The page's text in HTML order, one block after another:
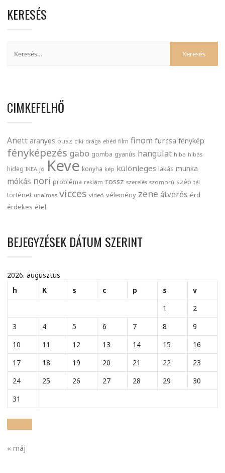
KERESÉS
CIMKEFELHŐ
Anett aranyos busz ciki drága ebéd film finom furcsa fénykép
fényképezés gabo gomba gyanús hangulat hiba hibás
hideg IKEA jó Keve konyha kép különleges lakás munka
mókás nori probléma reklám rossz szerelés szomorú szép tél
történet unalmas vicces videó vélemény zene átverés érd
érdekes étel
BEJEGYZÉSEK DÁTUM SZERINT
2026. augusztus
h
K s c p s
v
1
2
3
4 5 6 7 8
9
10
11 12 13 14 15
16
17
18 19 20 21 22
23
24
25 26 27 28 29
30
31
« máj